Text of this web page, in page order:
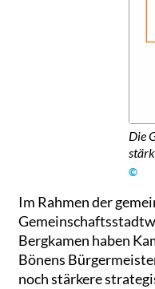
Die
©
Im Rahmen der
Bergkamen haben
Bönens
noch stärkere